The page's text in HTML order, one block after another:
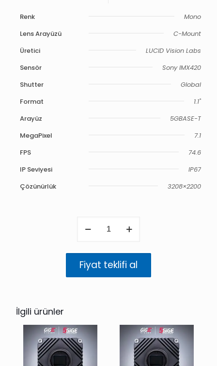
Renk
Mono
Lens Arayüzü
C-Mount
Üretici
LUCID Vision Labs
Sensör
Sony IMX420
Shutter
Global
Format
1.1"
Arayüz
5GBASE-T
MegaPixel
7.1
FPS
74.6
IP Seviyesi
IP67
Çözünürlük
3208×2200
5GigE
Mono
(IMX420)
Fiyat teklifi al
İlgili ürünler